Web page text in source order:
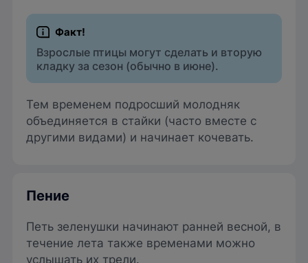
Взрослые птицы могут сделать и вторую
кладку за сезон (обычно в июне).
Тем временем подросший молодняк
объединяется в стайки (часто вместе с
другими видами) и начинает кочевать.
Пение
Петь зеленушки начинают ранней весной, в
течение лета также временами можно
услышать их трели.